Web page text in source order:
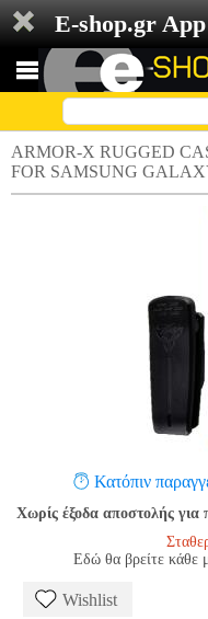
E-shop.gr App
ARMOR-X RUGGED
FOR SAMSUNG
Κατόπιν
Χωρίς έξοδα αποστολής
Εδώ θα βρείτε κάθε
Wishlist